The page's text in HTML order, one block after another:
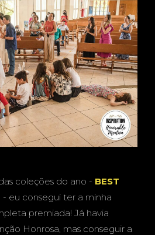
coleções do ano - BEST
- eu consegui ter a minha
premiada! Já havia
Honrosa, mas conseguir a